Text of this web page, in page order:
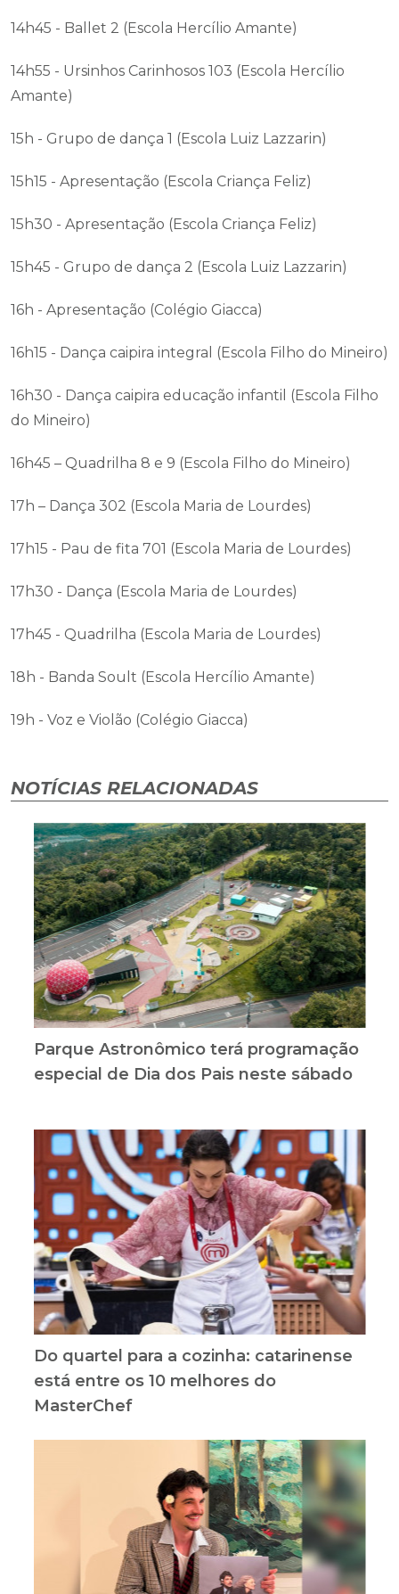
14h45 - Ballet 2 (Escola Hercílio Amante)
14h55 - Ursinhos Carinhosos 103 (Escola Hercílio
Amante)
15h - Grupo de dança 1 (Escola Luiz Lazzarin)
15h15 - Apresentação (Escola Criança Feliz)
15h30 - Apresentação (Escola Criança Feliz)
15h45 - Grupo de dança 2 (Escola Luiz Lazzarin)
16h - Apresentação (Colégio Giacca)
16h15 - Dança caipira integral (Escola Filho do Mineiro)
16h30 - Dança caipira educação infantil (Escola Filho
do Mineiro)
16h45 – Quadrilha 8 e 9 (Escola Filho do Mineiro)
17h – Dança 302 (Escola Maria de Lourdes)
17h15 - Pau de fita 701 (Escola Maria de Lourdes)
17h30 - Dança (Escola Maria de Lourdes)
17h45 - Quadrilha (Escola Maria de Lourdes)
18h - Banda Soult (Escola Hercílio Amante)
19h - Voz e Violão (Colégio Giacca)
NOTÍCIAS RELACIONADAS
Parque Astronômico terá programação
especial de Dia dos Pais neste sábado
Do quartel para a cozinha: catarinense
está entre os 10 melhores do
MasterChef